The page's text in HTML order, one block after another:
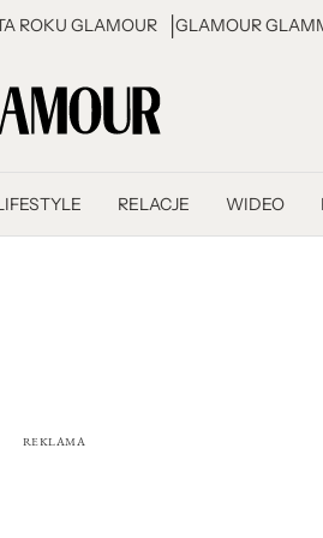
ROKU GLAMOUR GLAMOUR
RELACJE WIDEO